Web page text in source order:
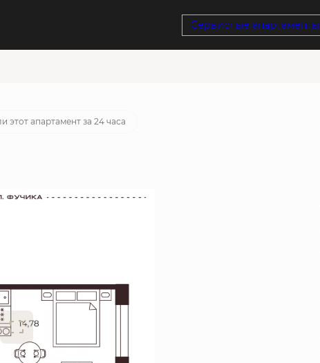
Сервисные апартаменты
этот апартамент за 24 часа